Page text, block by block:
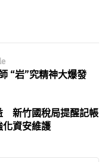
“岩”究精神大爆發
新竹國稅局提醒記帳
化資安維護